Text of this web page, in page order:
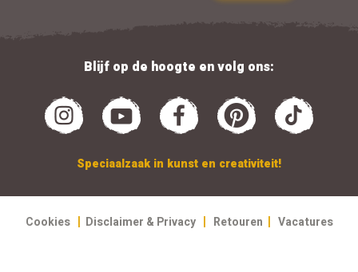
Blijf op de hoogte en volg ons:
Speciaalzaak in kunst en creativiteit!
Cookies | Disclaimer & Privacy | Retouren | Vacatures